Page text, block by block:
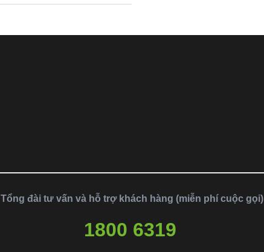
Tổng đài tư vấn và hỗ trợ khách hàng (miễn phí cuộc gọi)
1800 6319